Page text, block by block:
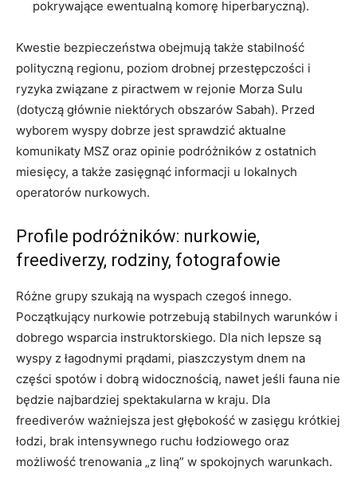
pokrywające ewentualną komorę hiperbaryczną).
Kwestie bezpieczeństwa obejmują także stabilność
polityczną regionu, poziom drobnej przestępczości i
ryzyka związane z piractwem w rejonie Morza Sulu
(dotyczą głównie niektórych obszarów Sabah). Przed
wyborem wyspy dobrze jest sprawdzić aktualne
komunikaty MSZ oraz opinie podróżników z ostatnich
miesięcy, a także zasięgnąć informacji u lokalnych
operatorów nurkowych.
Profile podróżników: nurkowie,
freediverzy, rodziny, fotografowie
Różne grupy szukają na wyspach czegoś innego.
Początkujący nurkowie potrzebują stabilnych warunków i
dobrego wsparcia instruktorskiego. Dla nich lepsze są
wyspy z łagodnymi prądami, piaszczystym dnem na
części spotów i dobrą widocznością, nawet jeśli fauna nie
będzie najbardziej spektakularna w kraju. Dla
freediverów ważniejsza jest głębokość w zasięgu krótkiej
łodzi, brak intensywnego ruchu łodziowego oraz
możliwość trenowania „z liną” w spokojnych warunkach.